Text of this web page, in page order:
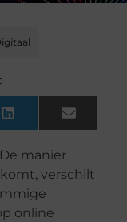
LinkedIn Email
manier
verschilt
online